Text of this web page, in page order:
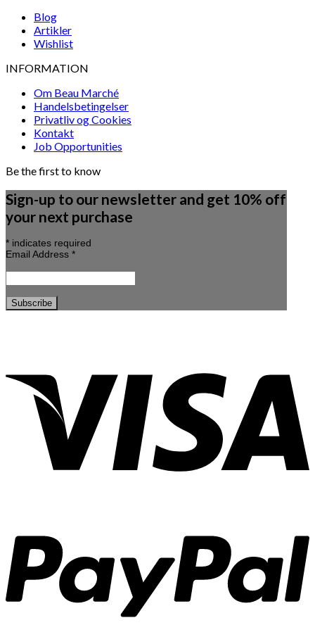
Blog
Artikler
Wishlist
INFORMATION
Om Beau Marché
Handelsbetingelser
Privatliv og Cookies
Kontakt
Job Opportunities
Be the first to know
Sign-up to our newsletter and get 10% off
your next purchase
* indicates required
Email Address *